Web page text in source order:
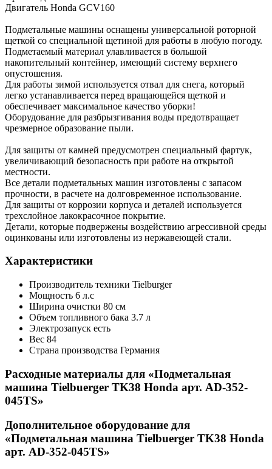
Двигатель Honda GCV160
Подметальные машины оснащены универсальной роторной
щеткой со специальной щетиной для работы в любую погоду.
Подметаемый материал улавливается в большой
накопительный контейнер, имеющий систему верхнего
опустошения.
Для работы зимой используется отвал для снега, который
легко устанавливается перед вращающейся щеткой и
обеспечивает максимальное качество уборки!
Оборудование для разбрызгивания воды предотвращает
чрезмерное образование пыли.
Для защиты от камней предусмотрен специальный фартук,
увеличивающий безопасность при работе на открытой
местности.
Все детали подметальных машин изготовлены с запасом
прочности, в расчете на долговременное использование.
Для защиты от коррозии корпуса и деталей используется
трехслойное лакокрасочное покрытие.
Детали, которые подвержены воздействию агрессивной среды
оцинкованы или изготовлены из нержавеющей стали.
Характеристики
Производитель техники Tielburger
Мощность 6 л.с
Ширина очистки 80 см
Объем топливного бака 3.7 л
Электрозапуск есть
Вес 84
Страна производства Германия
Расходные материалы для «Подметальная
машина Tielbuerger TK38 Honda арт. AD-352-
045TS»
Дополнительное оборудование для
«Подметальная машина Tielbuerger TK38 Honda
арт. AD-352-045TS»